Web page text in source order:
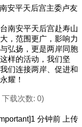
安平天后宫主委卢友
南安平天后宫赴寿山
，范围更广，影响力
弘扬，更是两岸同胞
样的活动，我们坚
们连接两岸、促进和
耀！
载次数: 0)
分钟前 上传